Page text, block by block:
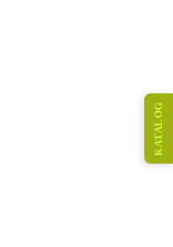
KATALOG